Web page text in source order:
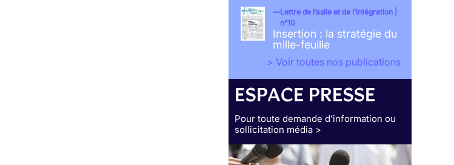
Lettre de l’asile et de l’intégration |
n°10
Insertion : la stratégie du
mille-feuille
> Voir toutes nos publications
ESPACE PRESSE
Pour toute demande d’information ou
sollicitation média >